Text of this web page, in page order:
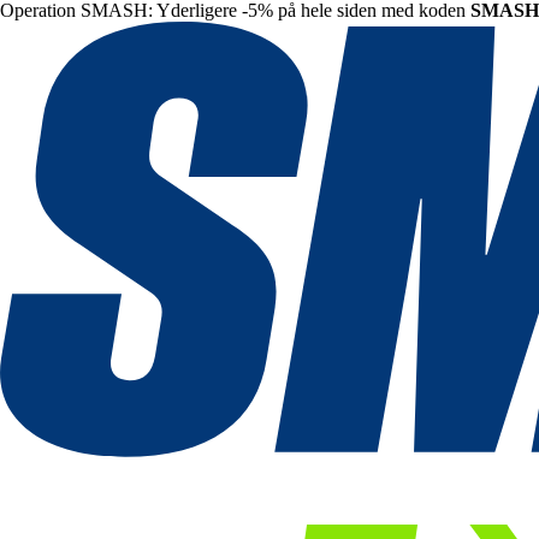
Operation SMASH: Yderligere -5% på hele siden med koden